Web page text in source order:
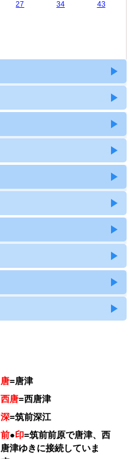
27
34
43
唐=唐津
西唐=西唐津
深=筑前深江
前●印=筑前前原で唐津、西
唐津ゆきに接続していま